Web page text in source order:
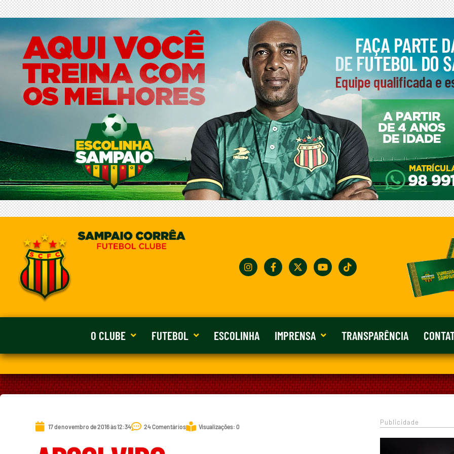
O CLUBE FUTEBOL ESCOLINHA IMPRENSA TRANSPARÊNCIA
17 de novembro de 2016 às 12:34 24 Comentários Visualizações: 0
Publicidade